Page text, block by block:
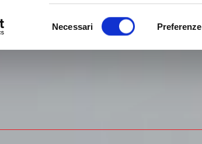
del
Necessari Preferenze